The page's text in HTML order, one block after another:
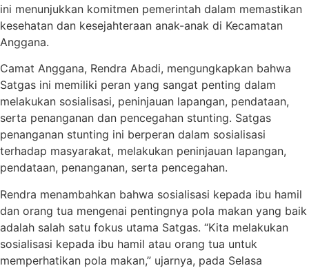
ini menunjukkan komitmen pemerintah dalam memastikan
kesehatan dan kesejahteraan anak-anak di Kecamatan
Anggana.
Camat Anggana, Rendra Abadi, mengungkapkan bahwa
Satgas ini memiliki peran yang sangat penting dalam
melakukan sosialisasi, peninjauan lapangan, pendataan,
serta penanganan dan pencegahan stunting. Satgas
penanganan stunting ini berperan dalam sosialisasi
terhadap masyarakat, melakukan peninjauan lapangan,
pendataan, penanganan, serta pencegahan.
Rendra menambahkan bahwa sosialisasi kepada ibu hamil
dan orang tua mengenai pentingnya pola makan yang baik
adalah salah satu fokus utama Satgas. “Kita melakukan
sosialisasi kepada ibu hamil atau orang tua untuk
memperhatikan pola makan,” ujarnya, pada Selasa